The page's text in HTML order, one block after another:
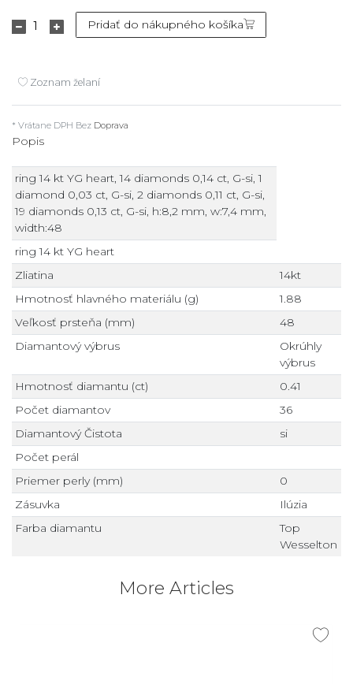
Pridať do nákupného košíka
Zoznam želaní
* Vrátane DPH Bez Doprava
Popis
ring 14 kt YG heart, 14 diamonds 0,14 ct, G-si, 1
diamond 0,03 ct, G-si, 2 diamonds 0,11 ct, G-si,
19 diamonds 0,13 ct, G-si, h:8,2 mm, w:7,4 mm,
width:48
ring 14 kt YG heart
Zliatina
14kt
Hmotnosť hlavného materiálu (g)
1.88
Veľkosť prsteňa (mm)
48
Diamantový výbrus
Okrúhly
výbrus
Hmotnosť diamantu (ct)
0.41
Počet diamantov
36
Diamantový Čistota
si
Počet perál
Priemer perly (mm)
0
Zásuvka
Ilúzia
Farba diamantu
Top
Wesselton
More Articles